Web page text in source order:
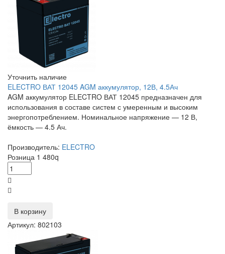
Уточнить наличие
ELECTRO ВАТ 12045 AGM аккумулятор, 12В, 4.5Ач
AGM аккумулятор ELECTRO ВАТ 12045 предназначен для
использования в составе систем с умеренным и высоким
энергопотреблением. Номинальное напряжение — 12 В,
ёмкость — 4.5 Ач.
Производитель: ELECTRO
Розница 1 480q
В корзину
Артикул: 802103